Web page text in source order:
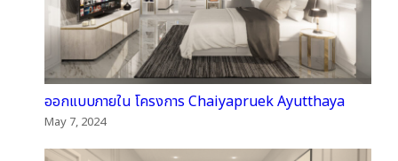
ออกแบบภายใน โครงการ Chaiyapruek Ayutthaya
May 7, 2024